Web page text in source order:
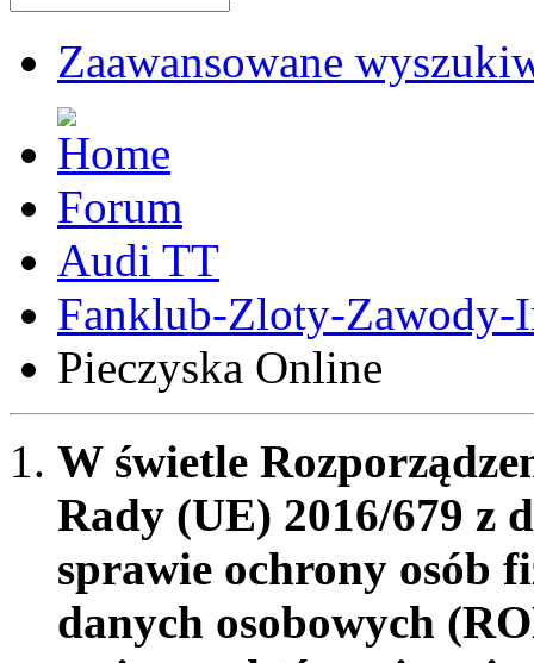
Zaawansowane
Forum
Audi TT
Fanklub-Zloty-Zawody-
Pieczyska Online
W świetle
Rady (UE) 2016/679 z
sprawie ochrony osób
danych osobowych